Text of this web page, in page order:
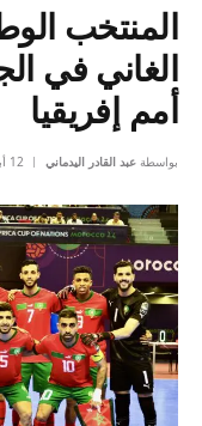
المنتخب
الغاني في
أمم إفريقيا
بواسطة عبد القادر اليدماني 12 أبريل، 2024